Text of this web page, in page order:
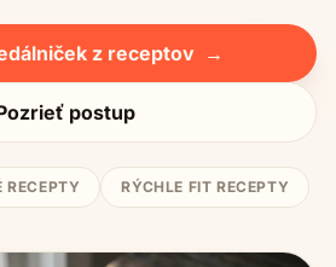
z receptov →
postup
RECEPTY RÝCHLE FIT RECEPTY